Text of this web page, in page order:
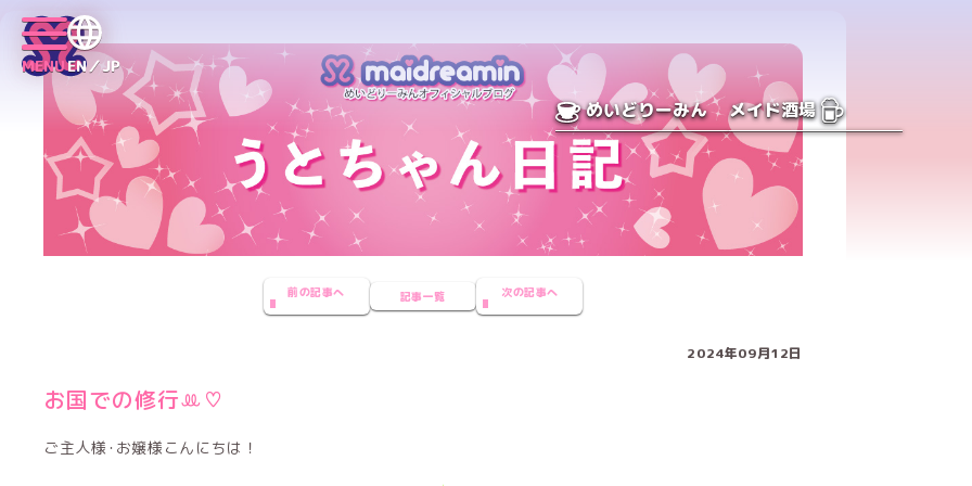
MENUEN／JP
めいどりーみん メイド酒場
前の記事へ 記事一覧 次の記事へ
2024年09月12日
お国での修行‪ꔛ‬♡‪
ご主人様･お嬢様こんにちは！